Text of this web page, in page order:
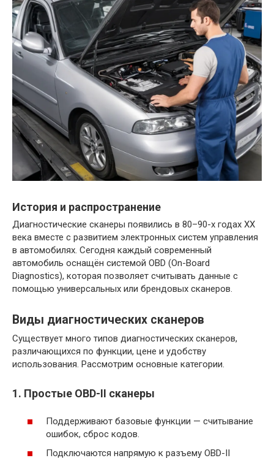
История и распространение
Диагностические сканеры появились в 80–90-х годах XX
века вместе с развитием электронных систем управления
в автомобилях. Сегодня каждый современный
автомобиль оснащён системой OBD (On-Board
Diagnostics), которая позволяет считывать данные с
помощью универсальных или брендовых сканеров.
Виды диагностических сканеров
Существует много типов диагностических сканеров,
различающихся по функции, цене и удобству
использования. Рассмотрим основные категории.
1. Простые OBD-II сканеры
Поддерживают базовые функции — считывание
ошибок, сброс кодов.
Подключаются напрямую к разъему OBD-II